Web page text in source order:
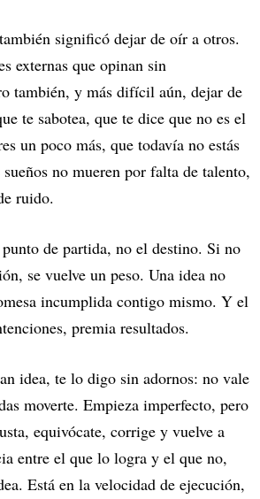
significó dejar de oír a otros.
externas que opinan sin
también, y más difícil aún, dejar de
te sabotea, que te dice que no es el
un poco más, que todavía no estás
no mueren por falta de talento,
ruido.
de partida, no el destino. Si no
se vuelve un peso. Una idea no
incumplida contigo mismo. Y el
premia resultados.
idea, te lo digo sin adornos: no vale
moverte. Empieza imperfecto, pero
equivócate, corrige y vuelve a
entre el que lo logra y el que no,
Está en la velocidad de ejecución,